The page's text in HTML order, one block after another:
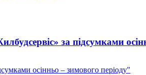
за підсумками
осінньо – зимового періоду"